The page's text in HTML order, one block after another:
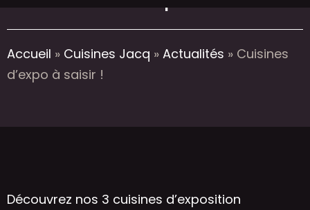
Accueil » Cuisines Jacq » Actualités » Cuisines
d’expo à saisir !
Découvrez nos 3 cuisines d’exposition